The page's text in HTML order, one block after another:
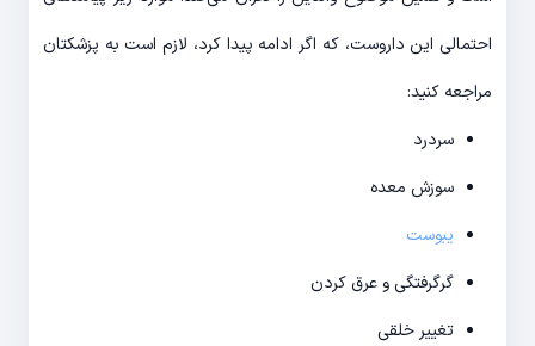
احتمالی این داروست، که اگر ادامه پیدا کرد، لازم است به پزشکتان
مراجعه کنید:
سردرد
سوزش معده
یبوست
گرگرفتگی و عرق کردن
تغییر خلقی